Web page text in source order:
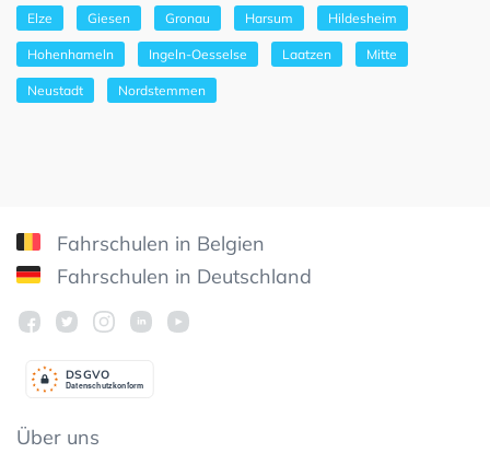
Elze Giesen Gronau Harsum Hildesheim
Hohenhameln Ingeln-Oesselse Laatzen Mitte
Neustadt Nordstemmen
Fahrschulen in Belgien
Fahrschulen in Deutschland
Datenschutzkonform
DSGVO
Über uns